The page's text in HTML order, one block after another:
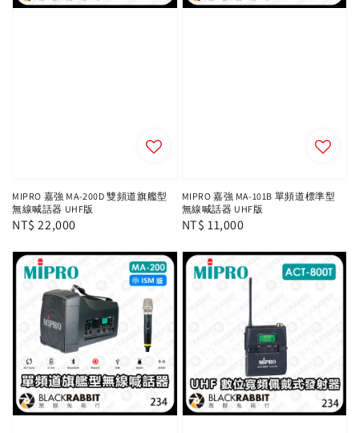
MIPRO 嘉強 MA-200D 雙頻道旗艦型
無線喊話器 UHF版
Regular
NT$ 22,000
MIPRO 嘉強 MA-101B 單頻道標準型
無線喊話器 UHF版
Regular
NT$ 11,000